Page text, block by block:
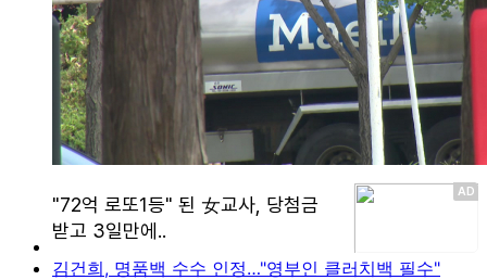
김건희, 명품백 수수 인정…"영부인 클러치백 필수"